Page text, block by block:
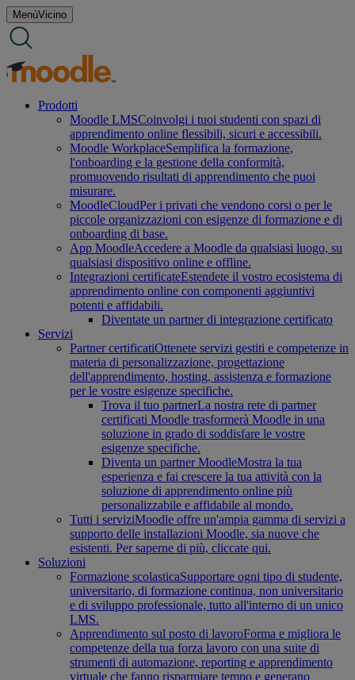
Salta
al
contenuto
MenùVicino
Prodotti
Moodle LMSCoinvolgi i tuoi studenti con spazi di
apprendimento online flessibili, sicuri e accessibili.
Moodle WorkplaceSemplifica la formazione,
l'onboarding e la gestione della conformità,
promuovendo risultati di apprendimento che puoi
misurare.
MoodleCloudPer i privati che vendono corsi o per le
piccole organizzazioni con esigenze di formazione e di
onboarding di base.
App MoodleAccedere a Moodle da qualsiasi luogo, su
qualsiasi dispositivo online e offline.
Integrazioni certificateEstendete il vostro ecosistema di
apprendimento online con componenti aggiuntivi
potenti e affidabili.
Diventate un partner di integrazione certificato
Servizi
Partner certificatiOttenete servizi gestiti e competenze in
materia di personalizzazione, progettazione
dell'apprendimento, hosting, assistenza e formazione
per le vostre esigenze specifiche.
Trova il tuo partnerLa nostra rete di partner
certificati Moodle trasformerà Moodle in una
soluzione in grado di soddisfare le vostre
esigenze specifiche.
Diventa un partner MoodleMostra la tua
esperienza e fai crescere la tua attività con la
soluzione di apprendimento online più
personalizzabile e affidabile al mondo.
Tutti i serviziMoodle offre un'ampia gamma di servizi a
supporto delle installazioni Moodle, sia nuove che
esistenti. Per saperne di più, cliccate qui.
Soluzioni
Formazione scolasticaSupportare ogni tipo di studente,
universitario, di formazione continua, non universitario
e di sviluppo professionale, tutto all'interno di un unico
LMS.
Apprendimento sul posto di lavoroForma e migliora le
competenze della tua forza lavoro con una suite di
strumenti di automazione, reporting e apprendimento
virtuale che fanno risparmiare tempo e generano